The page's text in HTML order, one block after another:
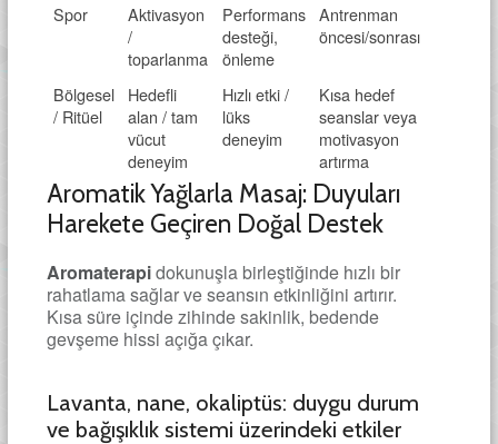
Spor
Aktivasyon
/
toparlanma
Performans
desteği,
önleme
Antrenman
öncesi/sonrası
Bölgesel
/ Ritüel
Hedefli
alan / tam
vücut
deneyim
Hızlı etki /
lüks
deneyim
Kısa hedef
seanslar veya
motivasyon
artırma
Aromatik Yağlarla Masaj: Duyuları
Harekete Geçiren Doğal Destek
Aromaterapidokunuşla birleştiğinde hızlı bir
rahatlama sağlar ve seansın etkinliğini artırır.
Kısa süre içinde zihinde sakinlik, bedende
gevşeme hissi açığa çıkar.
Lavanta, nane, okaliptüs: duygu durum
ve bağışıklık sistemi üzerindeki etkiler